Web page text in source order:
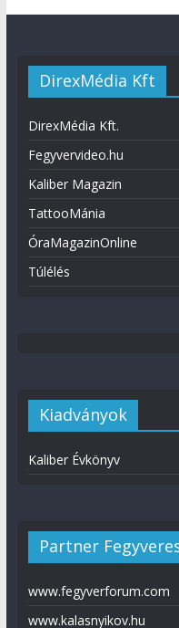
DirexMédia Kft
DirexMédia Kft.
Fegyvervideo.hu
Kaliber Magazin
TattooMánia
ÓraMagazinOnline
Túlélés
Kiadványok
Kaliber Évkönyv
Partner
www.fegyverforum.com
www.kalasnyikov.hu